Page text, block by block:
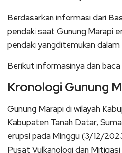
Berdasarkan informasi dari
pendaki saat Gunung Marapi
pendaki yangditemukan dalam
Berikut informasinya dan baca
Kronologi Gunung
Gunung Marapi di wilayah
Kabupaten Tanah Datar,
erupsi pada Minggu (3/12/
Pusat Vulkanologi dan